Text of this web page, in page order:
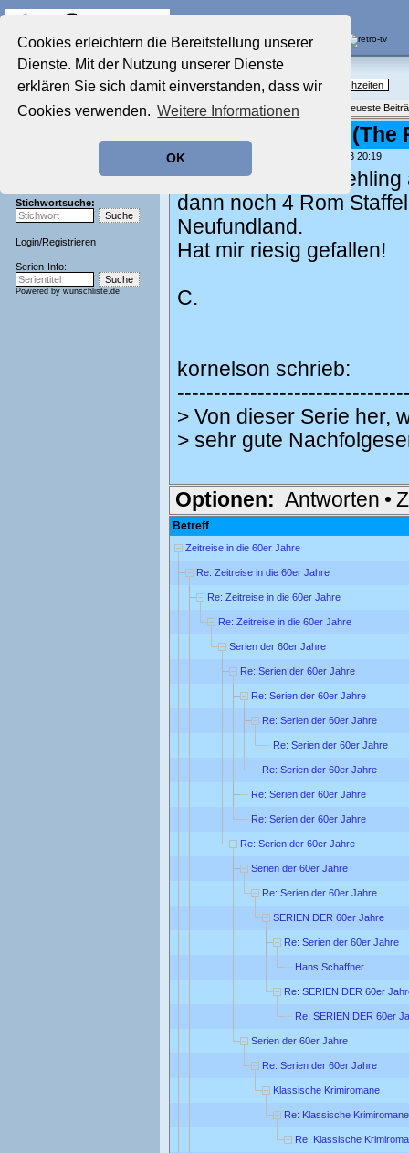
Cookies erleichtern die Bereitstellung unserer
Dienste. Mit der Nutzung unserer Dienste
erklären Sie sich damit einverstanden, dass wir
Cookies verwenden. Weitere Informationen
OK
Startseite
Aktuelles Forum
Film-Forum
Zeichentrick-Forum
Stichwortsuche:
Login/Registrieren
Serien-Info:
Powered by wunschliste.de
Nostalgieecke
TV-Erinnerungen an gute, alte Fernsehzeiten
Themenübersicht • Neues Thema Neueste
Re: Die Verfolger
geschrieben von: , 20.05.23 20:19
Ich sah mir im
dann noch 4 Rom
Neufundland.
Hat mir riesig gefallen!
C.
kornelson schrieb:
> Von dieser Serie her,
> sehr gute
Optionen: Antworten •
Betreff
Zeitreise in die 60er Jahre
Re: Zeitreise in die 60er Jahre
Re: Zeitreise in die 60er Jahre
Re: Zeitreise in die 60er Jahre
Serien der 60er Jahre
Re: Serien der 60er Jahre
Re: Serien der 60er Jahre
Re: Serien der 60er Jahre
Re: Serien der 60er Jahre
Re: Serien der 60er Jahre
Re: Serien der 60er Jahre
Re: Serien der 60er Jahre
Re: Serien der 60er Jahre
Serien der 60er Jahre
Re: Serien der 60er Jahre
SERIEN DER 60er Jahre
Re: Serien der 60er Jahre
Hans Schaffner
Re: SERIEN DER 60er
Re: SERIEN DER 60er
Serien der 60er Jahre
Re: Serien der 60er Jahre
Klassische Krimiromane
Re: Klassische Krimiromane
Re: Klassische